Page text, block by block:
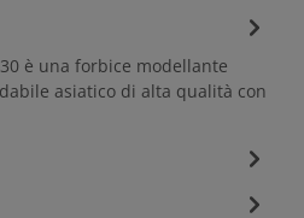
è una forbice modellante
asiatico di alta qualità con